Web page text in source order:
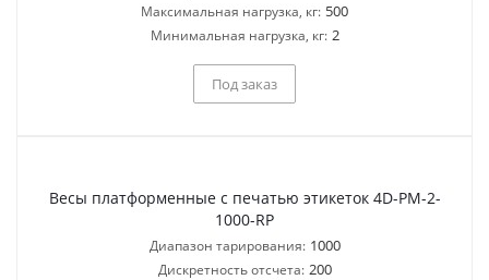
Максимальная нагрузка, кг: 500
Минимальная нагрузка, кг: 2
Под заказ
Весы платформенные с печатью этикеток 4D-PM-2-
1000-RP
Диапазон тарирования: 1000
Дискретность отсчета: 200